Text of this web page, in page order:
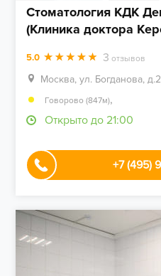
Стоматология КДК
(Клиника доктора
5.0 3 отзывов
Москва, ул. Богданова,
Говорово (847м),
Открыто до 21:00
+7 (495)